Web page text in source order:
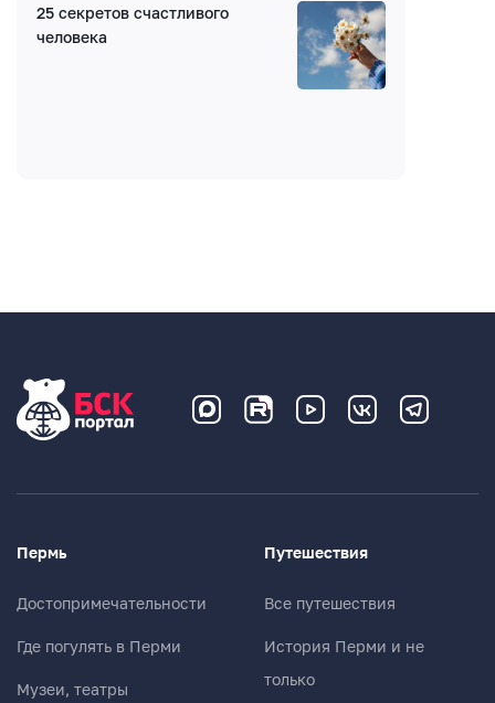
25 секретов счастливого
человека
Пермь
Достопримечательности
Где погулять в Перми
Музеи, театры
Путешествия
Все путешествия
История Перми и не
только